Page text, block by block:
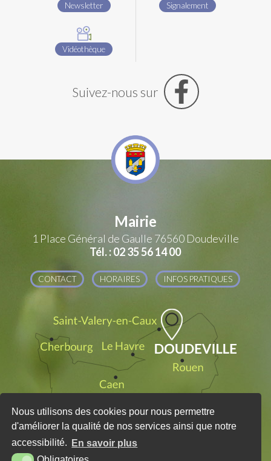
Nous utilisons des cookies pour nous permettre
d'améliorer la qualité de nos services ainsi que notre
accessibilité.
En savoir plus
Newsletter
Vidéothèque
Signalement
Suivez-nous sur
Mairie
1 Place Général de Gaulle 76560 Doudeville
Tél. : 02 35 56 14 00
CONTACT HORAIRES INFOS PRATIQUES